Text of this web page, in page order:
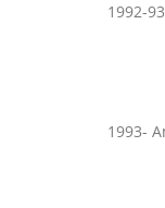
1992-
1993-